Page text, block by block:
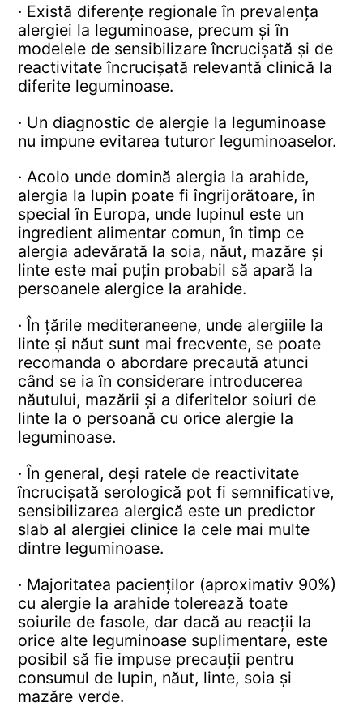
· Există diferențe regionale în prevalența
alergiei la leguminoase, precum și în
modelele de sensibilizare încrucișată și de
reactivitate încrucișată relevantă clinică la
diferite leguminoase.
· Un diagnostic de alergie la leguminoase
nu impune evitarea tuturor leguminoaselor.
· Acolo unde domină alergia la arahide,
alergia la lupin poate fi îngrijorătoare, în
special în Europa, unde lupinul este un
ingredient alimentar comun, în timp ce
alergia adevărată la soia, năut, mazăre și
linte este mai puțin probabil să apară la
persoanele alergice la arahide.
· În țările mediteraneene, unde alergiile la
linte și năut sunt mai frecvente, se poate
recomanda o abordare precaută atunci
când se ia în considerare introducerea
năutului, mazării și a diferitelor soiuri de
linte la o persoană cu orice alergie la
leguminoase.
· În general, deși ratele de reactivitate
încrucișată serologică pot fi semnificative,
sensibilizarea alergică este un predictor
slab al alergiei clinice la cele mai multe
dintre leguminoase.
· Majoritatea pacienților (aproximativ 90%)
cu alergie la arahide tolerează toate
soiurile de fasole, dar dacă au reacții la
orice alte leguminoase suplimentare, este
posibil să fie impuse precauții pentru
consumul de lupin, năut, linte, soia și
mazăre verde.